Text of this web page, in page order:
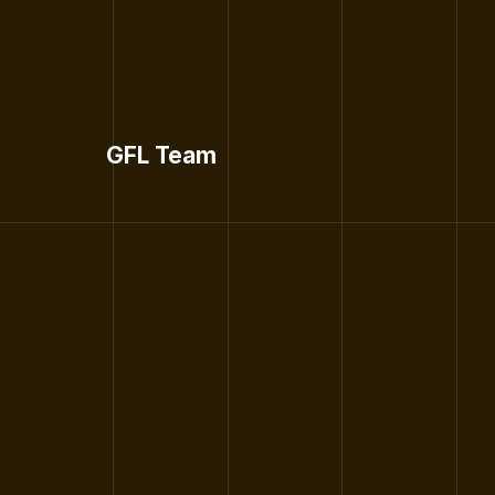
GFL Team
ERGEBNIS